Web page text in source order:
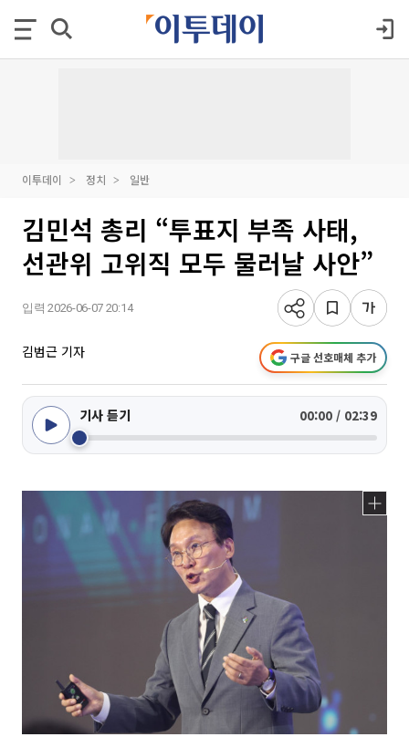
이투데이 정치 일반
김민석 총리 “투표지 부족 사태,
선관위 고위직 모두 물러날 사안”
입력 2026-06-07 20:14
김범근 기자 구글 선호매체 추가
기사 듣기 00:00 / 02:39